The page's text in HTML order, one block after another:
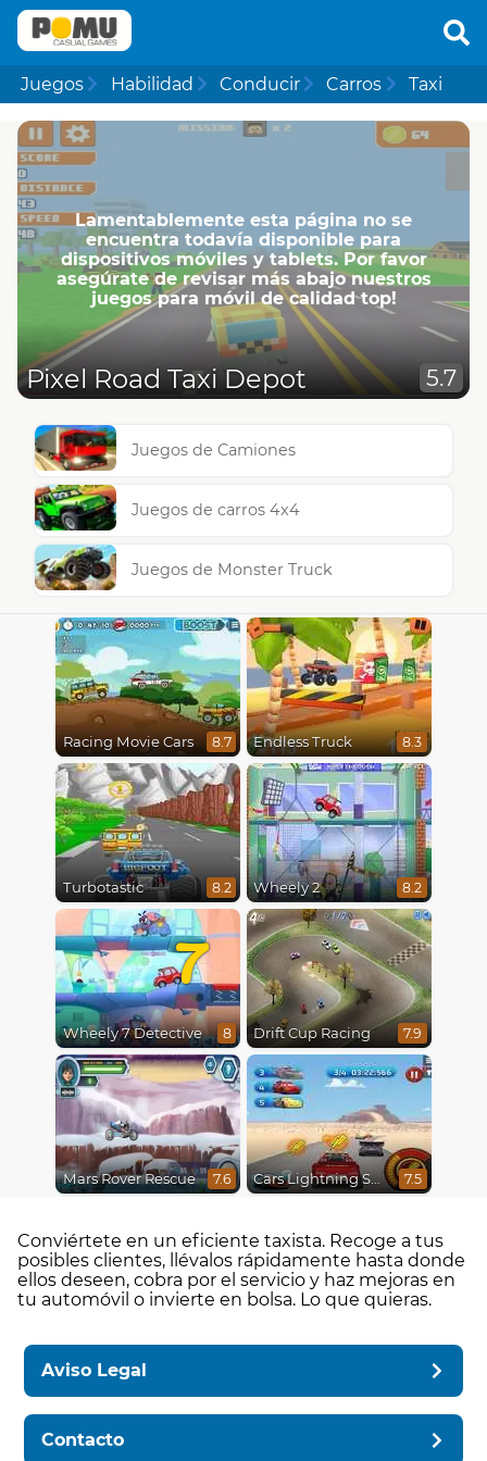
Juegos Habilidad Conducir Carros Taxi
Lamentablemente esta página no se
encuentra todavía disponible para
dispositivos móviles y tablets. Por favor
asegúrate de revisar más abajo nuestros
juegos para móvil de calidad top!
Pixel Road Taxi Depot 5.7
Juegos de Camiones
Juegos de carros 4x4
Juegos de Monster Truck
Racing Movie Cars 8.7 Endless Truck 8.3
Turbotastic 8.2 Wheely 2 8.2
7
Wheely 7 Detective 8 Drift Cup Racing 7.9
Mars Rover Rescue 7.6 Cars Lightning Speed 7.5
Conviértete en un eficiente taxista. Recoge a tus
posibles clientes, llévalos rápidamente hasta donde
ellos deseen, cobra por el servicio y haz mejoras en
tu automóvil o invierte en bolsa. Lo que quieras.
Aviso Legal
Contacto